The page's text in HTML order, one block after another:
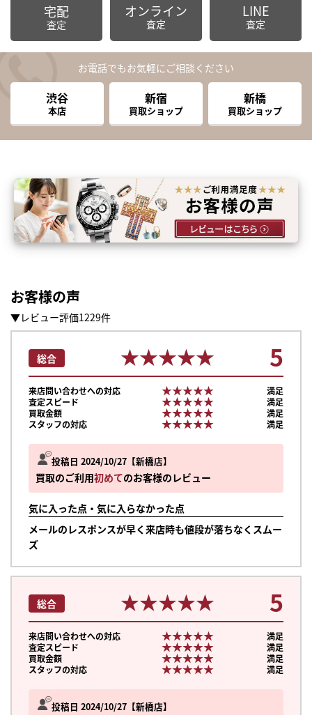
宅配
査定
オンライン
査定
LINE
査定
お電話でもお気軽にご相談ください
渋谷
本店
新宿
買取ショップ
新橋
買取ショップ
お客様の声
▼レビュー評価1229件
投稿日 2024/10/27 新橋店
買取のご利用初めてのお客様のレビュー
気に入った点・気に入らなかった点
メールのレスポンスが早く来店時も値段が落ちなくスムー
ズ
総合 ★★★★★
★★★★★ 5
来店問い合わせへの対応 ★★★★★
★★★★★
満足
査定スピード
★★★★★
★★★★★
満足
買取金額
★★★★★
★★★★★
満足
スタッフの対応
★★★★★
★★★★★ 満足
投稿日 2024/10/27 新橋店
総合 ★★★★★
★★★★★ 5
来店問い合わせへの対応 ★★★★★
★★★★★
満足
査定スピード
★★★★★
★★★★★
満足
買取金額
★★★★★
★★★★★
満足
スタッフの対応
★★★★★
★★★★★ 満足